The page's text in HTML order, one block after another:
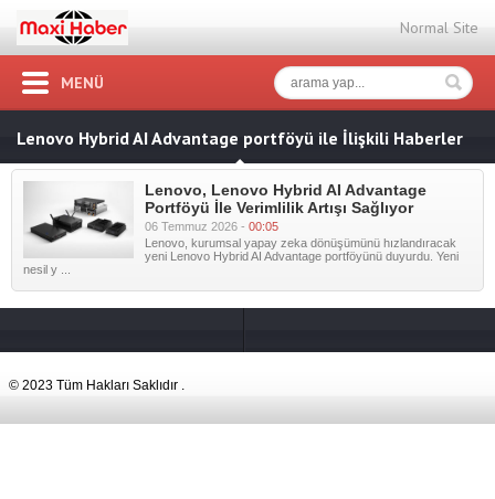
Normal Site
MENÜ
Lenovo Hybrid AI Advantage portföyü ile İlişkili Haberler
Lenovo, Lenovo Hybrid AI Advantage
Portföyü İle Verimlilik Artışı Sağlıyor
06 Temmuz 2026 - 00:05
Lenovo, kurumsal yapay zeka dönüşümünü hızlandıracak
yeni Lenovo Hybrid AI Advantage portföyünü duyurdu. Yeni
nesil y ...
© 2023 Tüm Hakları Saklıdır .